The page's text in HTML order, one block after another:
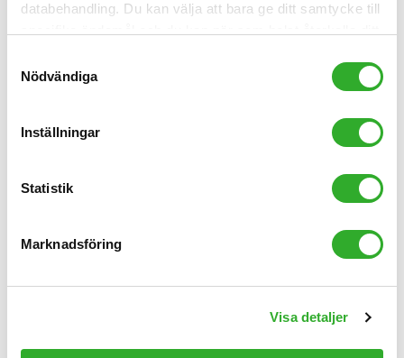
databehandling. Du kan välja att bara ge ditt samtycke till
Nödvändiga
Inställningar
Statistik
Marknadsföring
Visa detaljer
filter